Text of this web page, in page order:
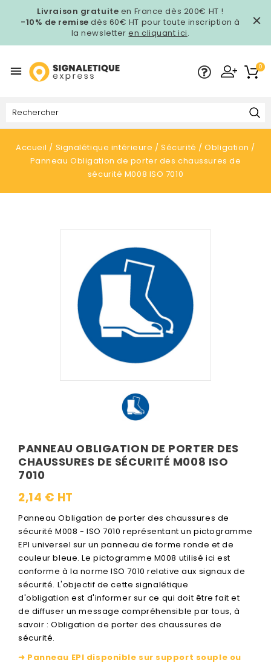
Livraison gratuite en France dès 200€ HT !
-10% de remise dès 60€ HT pour toute inscription à
la newsletteren cliquant ici.
 0
Accueil Signalétique intérieure Sécurité
Obligation
Panneau Obligation de porter des chaussures de
sécurité M008 ISO 7010
PANNEAU OBLIGATION DE PORTER DES
CHAUSSURES DE SÉCURITÉ M008 ISO
7010
2,14 € HT
Panneau Obligation de porter des chaussures de
sécurité M008 - ISO 7010 représentant un pictogramme
EPI universel sur un panneau de forme ronde et de
couleur bleue. Le pictogramme M008 utilisé ici est
conforme à la norme ISO 7010 relative aux signaux de
sécurité. L'objectif de cette signalétique
d'obligation est d'informer sur ce qui doit être fait et
de diffuser un message compréhensible par tous, à
savoir : Obligation de porter des chaussures de
sécurité.
➜ Panneau EPI disponible sur support souple ou